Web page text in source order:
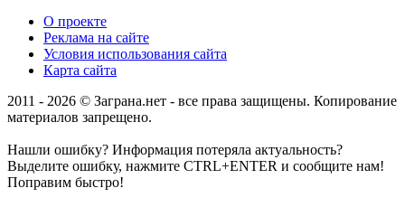
О проекте
Реклама на сайте
Условия использования сайта
Карта сайта
2011 - 2026 © Заграна.нет - все права защищены. Копирование
материалов запрещено.
Нашли ошибку? Информация потеряла актуальность?
Выделите ошибку, нажмите CTRL+ENTER и сообщите нам!
Поправим быстро!